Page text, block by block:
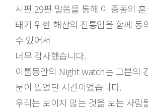
시편 29편 말씀을 통해 이 중동의
태키 위한 해산의 진통임을 함께 동
수 있어서
너무 감사했습니다.
이틀동안의 Night watch는 그분의
문이 있었던 시간이었습니다.
우리는 보이지 않는 것을 보는 사람